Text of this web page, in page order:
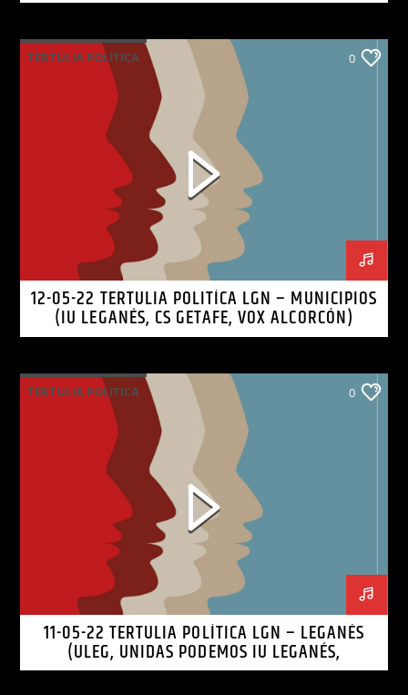
TERTULIA POLITICA 0
12-05-22 TERTULIA POLITÍCA LGN – MUNICIPIOS
(IU LEGANÉS, CS GETAFE, VOX ALCORCÓN)
TERTULIA POLITICA 0
11-05-22 TERTULIA POLÍTICA LGN – LEGANÉS
(ULEG, UNIDAS PODEMOS IU LEGANÉS,
LEGANEMOS)